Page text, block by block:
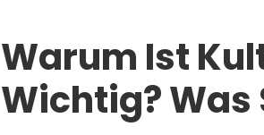
Warum Ist
Wichtig? Was